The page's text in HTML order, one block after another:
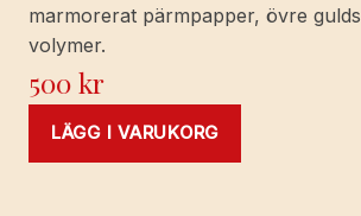
Sheila
Fitzgerald].
mängd
marmorerat pärmpapper, övre
volymer.
500kr
LÄGG I VARUKORG